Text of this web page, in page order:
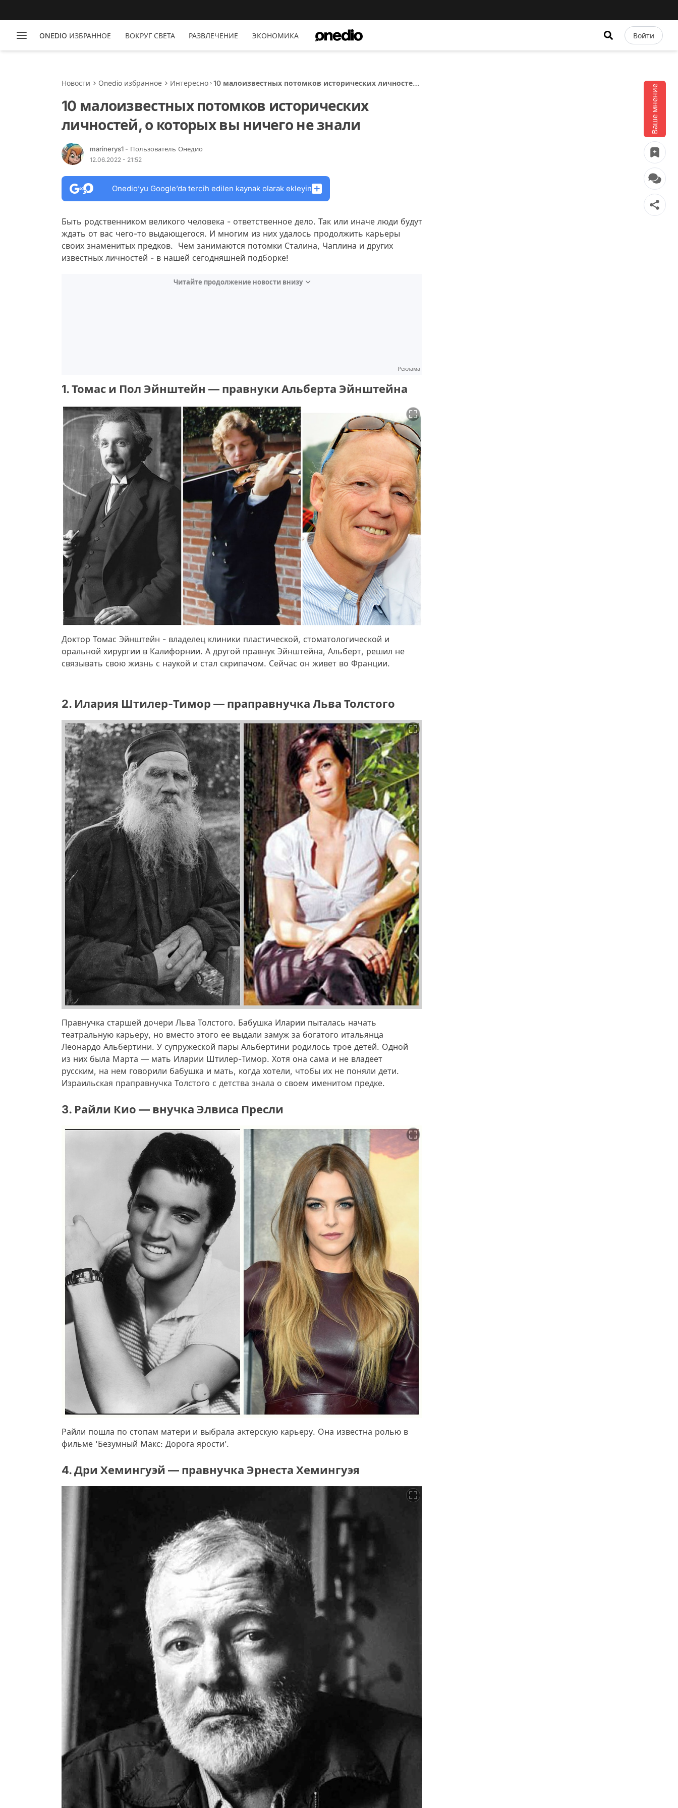
ONEDIO ИЗБРАННОЕ ВОКРУГ СВЕТА РАЗВЛЕЧЕНИЕ ЭКОНОМИКА Войти
Ваше мнение
Новости Onedio избранное Интересно
10 малоизвестных потомков исторических личностей,
10 малоизвестных потомков исторических
личностей, о которых вы ничего не знали
marinerys1 - Пользователь Онедио
12.06.2022 - 21:52
Onedio’yu Google’da tercih edilen kaynak olarak ekleyin
Быть родственником великого человека - ответственное дело. Так или иначе люди будут
ждать от вас чего-то выдающегося. И многим из них удалось продолжить карьеры
своих знаменитых предков. Чем занимаются потомки Сталина, Чаплина и других
известных личностей - в нашей сегодняшней подборке!
Читайте продолжение новости внизу
Реклама
1. Томас и Пол Эйнштейн — правнуки Альберта Эйнштейна
Доктор Томас Эйнштейн - владелец клиники пластической, стоматологической и
оральной хирургии в Калифорнии. А другой правнук Эйнштейна, Альберт, решил не
связывать свою жизнь с наукой и стал скрипачом. Сейчас он живет во Франции.
2. Илария Штилер-Тимор — праправнучка Льва Толстого
Правнучка старшей дочери Льва Толстого. Бабушка Иларии пыталась начать
театральную карьеру, но вместо этого ее выдали замуж за богатого итальянца
Леонардо Альбертини. У супружеской пары Альбертини родилось трое детей. Одной
из них была Марта — мать Иларии Штилер-Тимор. Хотя она сама и не владеет
русским, на нем говорили бабушка и мать, когда хотели, чтобы их не поняли дети.
Израильская праправнучка Толстого с детства знала о своем именитом предке.
3. Райли Кио — внучка Элвиса Пресли
Райли пошла по стопам матери и выбрала актерскую карьеру. Она известна ролью в
фильме 'Безумный Макс: Дорога ярости'.
4. Дри Хемингуэй — правнучка Эрнеста Хемингуэя